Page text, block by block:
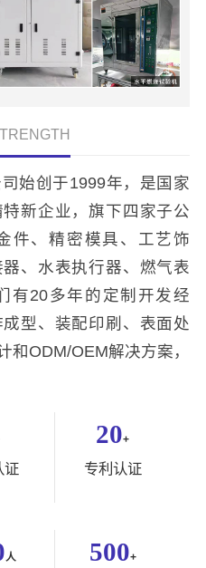
始创于1999年，是国家
新企业，旗下四家子公
件、精密模具、工艺饰
、水表执行器、燃气表
有20多年的定制开发经
型、装配印刷、表面处
和ODM/OEM解决方案，
证
20+
专利认证
人 500+